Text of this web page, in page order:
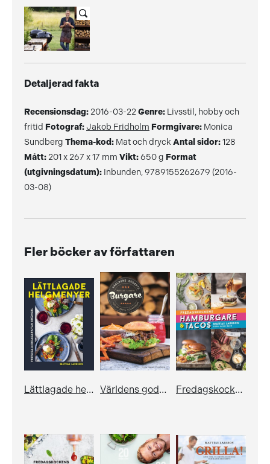
Detaljerad fakta
Recensionsdag: 2016-03-22 Genre: Livsstil, hobby och
fritid Fotograf: Jakob Fridholm Formgivare: Monica
Sundberg Thema-kod: Mat och dryck Antal sidor:128
Mått: 201 x 267 x 17 mm Vikt:650 g Format
(utgivningsdatum): Inbunden, 9789155262679 (2016-
03-08)
Fler böcker av författaren
Lättlagade helgmenyer Världens godaste burgare Fredagskockens hamburgare och tacos